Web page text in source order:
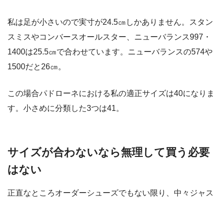
私は足が小さいので実寸が24.5㎝しかありません。スタン
スミスやコンバースオールスター、ニューバランス997・
1400は25.5㎝で合わせています。ニューバランスの574や
1500だと26㎝。
この場合パドローネにおける私の適正サイズは40になりま
す。小さめに分類した3つは41。
サイズが合わないなら無理して買う必要
はない
正直なところオーダーシューズでもない限り、中々ジャス